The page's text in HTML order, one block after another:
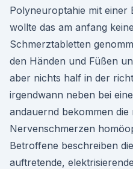
Polyneuroptahie mit einer
wollte das am anfang
Schmerztabletten
den Händen und Füßen
aber nichts half in der
irgendwann neben bei
andauernd bekommen die
Nervenschmerzen
Betroffene beschreiben
auftretende,